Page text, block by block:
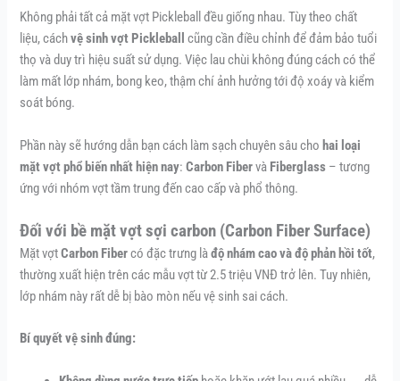
Không phải tất cả mặt vợt Pickleball đều giống nhau. Tùy theo chất
liệu, cáchvệ sinh vợt Pickleball
cũng cần điều chỉnh để đảm bảo tuổi
thọ và duy trì hiệu suất sử dụng. Việc lau chùi không đúng cách có thể
làm mất lớp nhám, bong keo, thậm chí ảnh hưởng tới độ xoáy và kiểm
soát bóng.
Phần này sẽ hướng dẫn bạn cách làm sạch chuyên sâu cho hai loại
mặt vợt phổ biến nhất hiện nay:Carbon Fibervà Fiberglass – tương
ứng với nhóm vợt tầm trung đến cao cấp và phổ thông.
Đối với bề mặt vợt sợi carbon (Carbon Fiber Surface)
Mặt vợtCarbon Fibercó đặc trưng làđộ nhám cao và độ phản hồi tốt,
thường xuất hiện trên các mẫu vợt từ 2.5 triệu VNĐ trở lên. Tuy nhiên,
lớp nhám này rất dễ bị bào mòn nếu vệ sinh sai cách.
Bí quyết vệ sinh đúng: